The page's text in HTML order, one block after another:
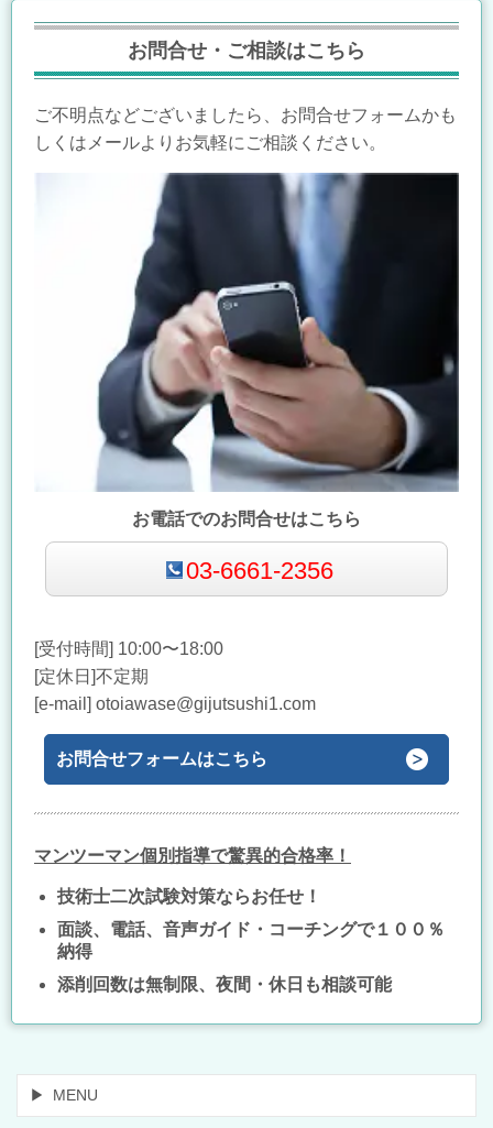
お問合せ・ご相談はこちら
ご不明点などございましたら、お問合せフォームかも
しくはメールよりお気軽にご相談ください。
お電話でのお問合せはこちら
03-6661-2356
[受付時間] 10:00〜18:00
[定休日]不定期
[e-mail] otoiawase@gijutsushi1.com
お問合せフォームはこちら
マンツーマン個別指導で驚異的合格率！
技術士二次試験対策ならお任せ！
面談、電話、音声ガイド・コーチングで１００％
納得
添削回数は無制限、夜間・休日も相談可能
MENU